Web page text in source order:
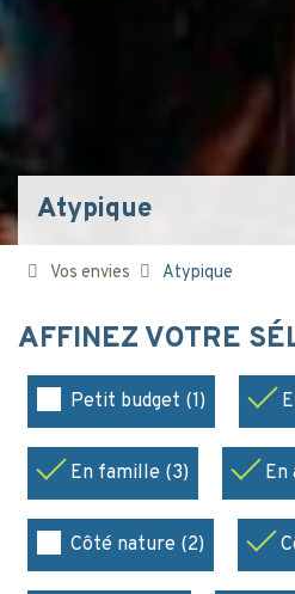
Atypique
Vos envies Atypique
AFFINEZ VOTRE
Petit budget (1)
En famille (3) En
Côté nature (2)